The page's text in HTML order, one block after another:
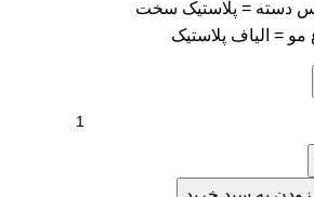
دسته = پلاستیک سخت
مو = الیاف پلاستیک